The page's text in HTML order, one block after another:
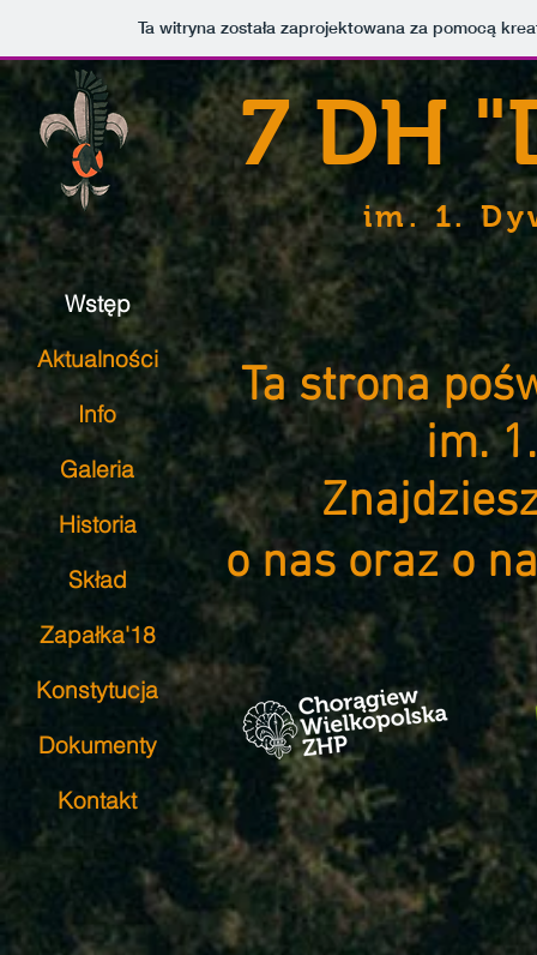
Ta witryna została zaprojektowana za pomocą
7 DH
im. 1.
Ta strona
im.
o nas oraz o
Wstęp
Aktualności
Info
Galeria
Historia
Skład
Zapałka'18
Konstytucja
Dokumenty
Kontakt